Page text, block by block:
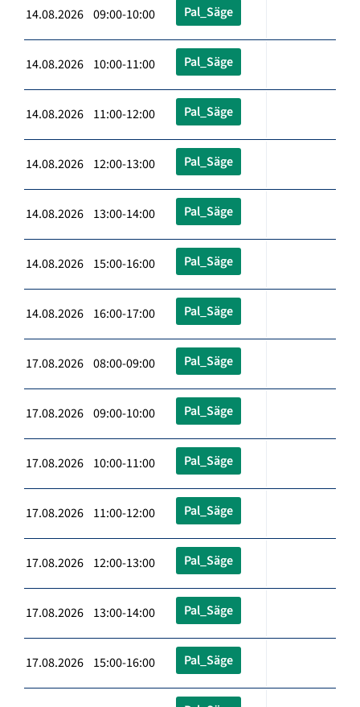
14.08.2026 09:00-10:00 Pal_Säge
14.08.2026 10:00-11:00 Pal_Säge
14.08.2026 11:00-12:00 Pal_Säge
14.08.2026 12:00-13:00 Pal_Säge
14.08.2026 13:00-14:00 Pal_Säge
14.08.2026 15:00-16:00 Pal_Säge
14.08.2026 16:00-17:00 Pal_Säge
17.08.2026 08:00-09:00 Pal_Säge
17.08.2026 09:00-10:00 Pal_Säge
17.08.2026 10:00-11:00 Pal_Säge
17.08.2026 11:00-12:00 Pal_Säge
17.08.2026 12:00-13:00 Pal_Säge
17.08.2026 13:00-14:00 Pal_Säge
17.08.2026 15:00-16:00 Pal_Säge